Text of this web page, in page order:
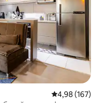
Средна
4,98 (167)